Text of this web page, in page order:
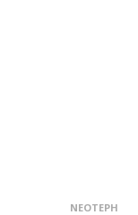
ΝΕΌΤΕΡΗ